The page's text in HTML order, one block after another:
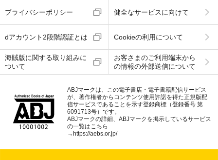
プライバシーポリシー 健全なサービスに向けて
dアカウント2段階認証とは Cookieの利用について
海賊版に関する取り組みに
ついて
お客さまのご利用端末から
の情報の外部送信について
ABJマークは、この電子書店・電子書籍配信サービス
が、著作権者からコンテンツ使用許諾を得た正規版配
信サービスであることを示す登録商標（登録番号 第
6091713号）です。
ABJマークの詳細、ABJマークを掲示しているサービス
の一覧はこちら
→https://aebs.or.jp/